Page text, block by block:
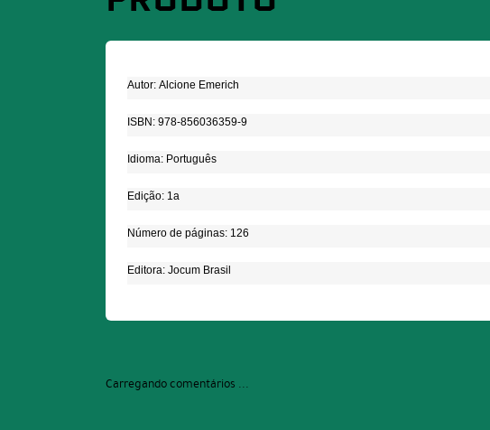
Autor: Alcione Emerich
ISBN: 978-856036359-9
Idioma: Português
Edição: 1a
Número de páginas: 126
Editora: Jocum Brasil
Carregando comentários ...